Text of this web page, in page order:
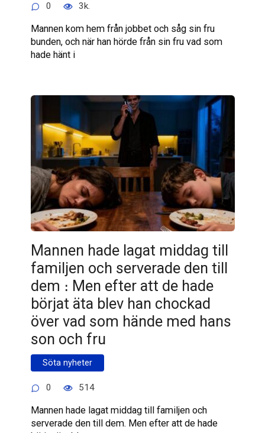
0 3k.
Mannen kom hem från jobbet och såg sin fru
bunden, och när han hörde från sin fru vad som
hade hänt i
Mannen hade lagat middag till
familjen och serverade den till
dem ։ Men efter att de hade
börjat äta blev han chockad
över vad som hände med hans
son och fru
Söta nyheter
0 514
Mannen hade lagat middag till familjen och
serverade den till dem. Men efter att de hade